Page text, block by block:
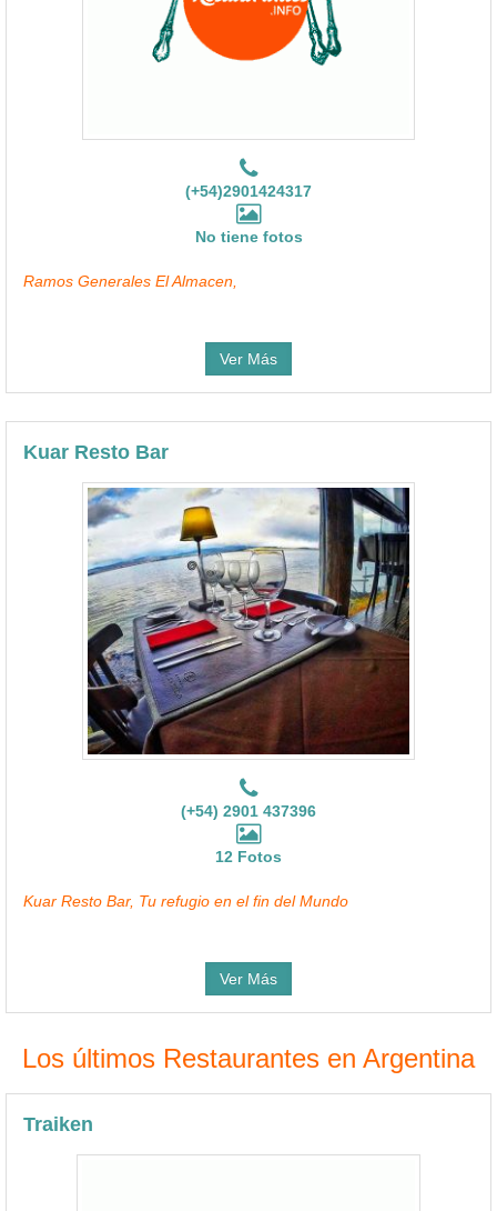
(+54)2901424317
No tiene fotos
Ramos Generales El Almacen,
Ver Más
Kuar Resto Bar
(+54) 2901 437396
12 Fotos
Kuar Resto Bar, Tu refugio en el fin del Mundo
Ver Más
Los últimos Restaurantes en Argentina
Traiken